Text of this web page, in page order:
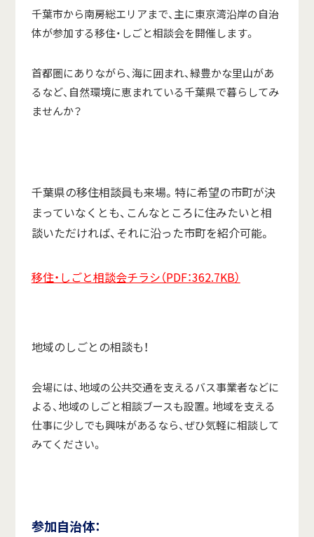
千葉市から南房総エリアまで、主に東京湾沿岸の自治
体が参加する移住・しごと相談会を開催します。
首都圏にありながら、海に囲まれ、緑豊かな里山があ
るなど、自然環境に恵まれている千葉県で暮らしてみ
ませんか？
千葉県の移住相談員も来場。特に希望の市町が決
まっていなくとも、こんなところに住みたいと相
談いただければ、それに沿った市町を紹介可能。
移住・しごと相談会チラシ（PDF：362.7KB）
地域のしごとの相談も！
会場には、地域の公共交通を支えるバス事業者などに
よる、地域のしごと相談ブースも設置。地域を支える
仕事に少しでも興味があるなら、ぜひ気軽に相談して
みてください。
参加自治体：